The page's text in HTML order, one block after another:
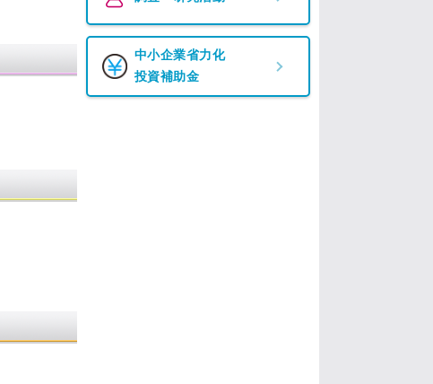
中小企業省力化
投資補助金